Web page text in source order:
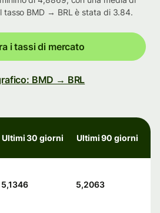
tasso BMD → BRL è stata di 3.84.
i tassi di mercato
BMD → BRL
Ultimi 30 giorni Ultimi 90 giorni
5,1346 5,2063